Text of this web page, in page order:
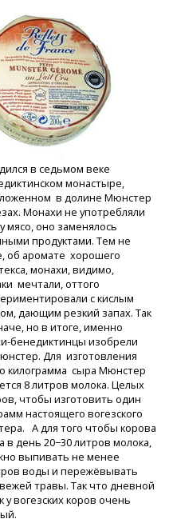
в седьмом веке
монастыре,
в долине Мюнстер
Монахи не употребляли
мясо, оно заменялось
продуктами. Тем не
об аромате хорошего
монахи, видимо,
мечтали, оттого
с кислым
дающим резкий запах. Так
но в итоге, именно
бенедиктинцы изобрели
Для изготовления
килограмма сыра Мюнстер
8 литров молока. Целых
чтобы изготовить один
настоящего вогезского
А для того чтобы корова
в день 20−30 литров молока,
выпивать не менее
воды и пережёвывать
травы. Так что дневной
у вогезских коров очень